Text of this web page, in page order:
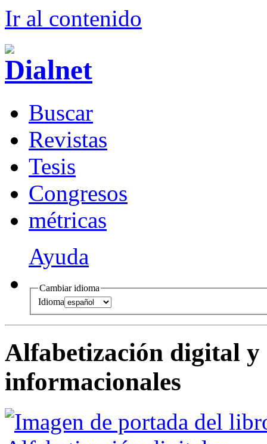
Ir al contenido
Buscar
Revistas
Tesis
Congresos
métricas
Ayuda
Cambiar idioma
Idioma
Alfabetización digital y
informacionales